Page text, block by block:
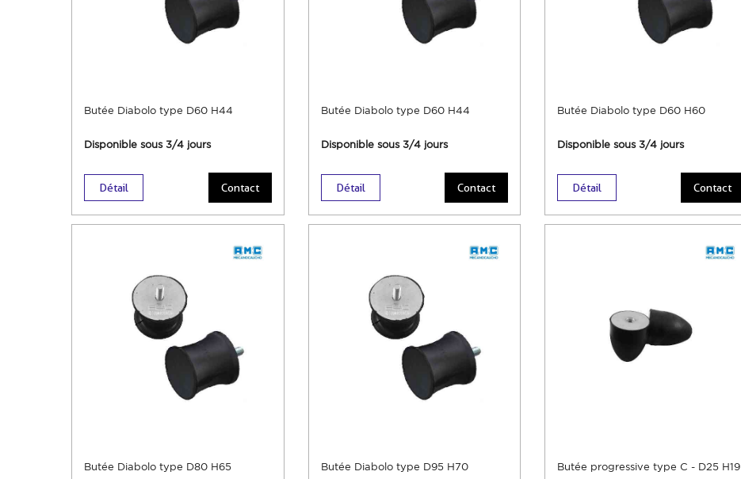
Butée Diabolo type D60 H44
Disponible sous 3/4 jours
Détail Contact
Butée Diabolo type D60 H44
Disponible sous 3/4 jours
Détail Contact
Butée Diabolo type D60 H60
Disponible sous 3/4 jours
Détail Contact
Butée Diabolo type D80 H65 Butée Diabolo type D95 H70 Butée progressive type C - D25 H19